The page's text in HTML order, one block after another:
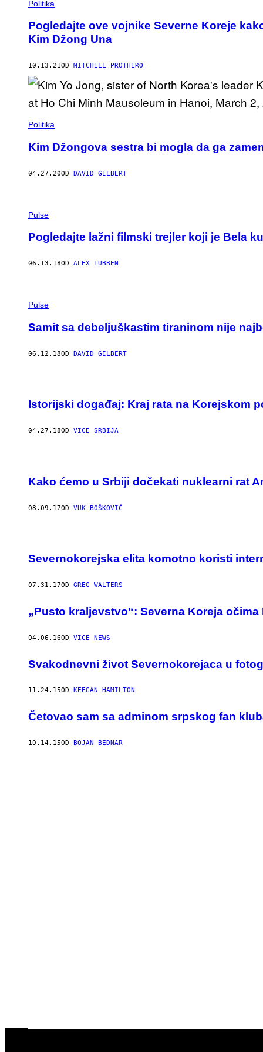
Politika
Pogledajte ove vojnike Severne Koreje
Kim Džong Una
10.13.21OD MITCHELL PROTHERO
Politika
Kim Džongova sestra bi mogla da ga
04.27.20OD DAVID GILBERT
Pulse
Pogledajte lažni filmski trejler koji je Bela
06.13.18OD ALEX LUBBEN
Pulse
Samit sa debeljuškastim tiraninom nije
06.12.18OD DAVID GILBERT
Istorijski događaj: Kraj rata na Korejskom
04.27.18OD VICE SRBIJA
Kako ćemo u Srbiji dočekati nuklearni rat
08.09.17OD VUK BOŠKOVIĆ
Severnokorejska elita komotno koristi
07.31.17OD GREG WALTERS
„Pusto kraljevstvo“: Severna Koreja očima
04.06.16OD VICE NEWS
Svakodnevni život Severnokorejaca u
11.24.15OD KEEGAN HAMILTON
​Četovao sam sa adminom srpskog fan
10.14.15OD BOJAN BEDNAR